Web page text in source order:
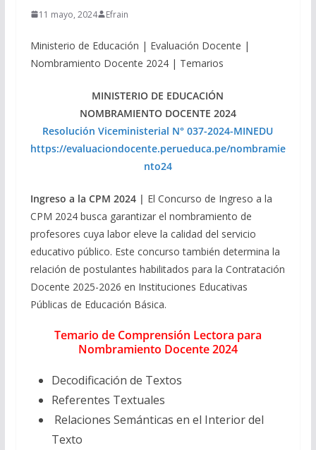
11 mayo, 2024 Efrain
Ministerio de Educación | Evaluación Docente |
Nombramiento Docente 2024 | Temarios
MINISTERIO DE EDUCACIÓN
NOMBRAMIENTO DOCENTE 2024
Resolución Viceministerial N° 037-2024-MINEDU
https://evaluaciondocente.perueduca.pe/nombramie
nto24
Ingreso a la CPM 2024 | El Concurso de Ingreso a la
CPM 2024 busca garantizar el nombramiento de
profesores cuya labor eleve la calidad del servicio
educativo público. Este concurso también determina la
relación de postulantes habilitados para la Contratación
Docente 2025-2026 en Instituciones Educativas
Públicas de Educación Básica.
Temario de Comprensión Lectora para
Nombramiento Docente 2024
Decodificación de Textos
Referentes Textuales
Relaciones Semánticas en el Interior del
Texto